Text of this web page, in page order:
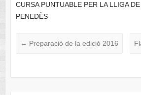
CURSA PUNTUABLE PER LA LLIGA
PENEDÈS
← Preparació de la edició 2016